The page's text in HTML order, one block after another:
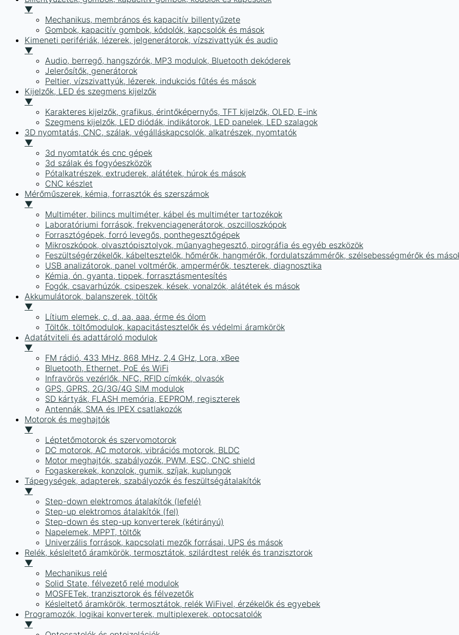
▼
Mechanikus, membrános és kapacitív billentyűzete
Gombok, kapacitív gombok, kódolók, kapcsolók és mások
Kimeneti perifériák, lézerek, jelgenerátorok, vízszivattyúk és audio
▼
Audio, berregő, hangszórók, MP3 modulok, Bluetooth dekóderek
Jelerősítők, generátorok
Peltier, vízszivattyúk, lézerek, indukciós fűtés és mások
Kijelzők, LED és szegmens kijelzők
▼
Karakteres kijelzők, grafikus, érintőképernyős, TFT kijelzők, OLED, E-ink
Szegmens kijelzők, LED diódák, indikátorok, LED panelek, LED szalagok
3D nyomtatás, CNC, szálak, végálláskapcsolók, alkatrészek, nyomtatók
▼
3d nyomtatók és cnc gépek
3d szálak és fogyóeszközök
Pótalkatrészek, extruderek, alátétek, húrok és mások
CNC készlet
Mérőműszerek, kémia, forrasztók és szerszámok
▼
Multiméter, bilincs multiméter, kábel és multiméter tartozékok
Laboratóriumi források, frekvenciagenerátorok, oszcilloszkópok
Forrasztógépek, forró levegős, ponthegesztőgépek
Mikroszkópok, olvasztópisztolyok, műanyaghegesztő, pirográfia és egyéb eszközök
Feszültségérzékelők, kábeltesztelők, hőmérők, hangmérők, fordulatszámmérők, szélsebességmérők és
USB analizátorok, panel voltmérők, ampermérők, teszterek, diagnosztika
Kémia, ón, gyanta, tippek, forrasztásmentesítés
Fogók, csavarhúzók, csipeszek, kések, vonalzók, alátétek és mások
Akkumulátorok, balanszerek, töltők
▼
Lítium elemek, c, d, aa, aaa, érme és ólom
Töltők, töltőmodulok, kapacitástesztelők és védelmi áramkörök
Adatátviteli és adattároló modulok
▼
FM rádió, 433 MHz, 868 MHz, 2,4 GHz, Lora, xBee
Bluetooth, Ethernet, PoE és WiFi
Infravörös vezérlők, NFC, RFID címkék, olvasók
GPS, GPRS, 2G/3G/4G SIM modulok
SD kártyák, FLASH memória, EEPROM, regiszterek
Antennák, SMA és IPEX csatlakozók
Motorok és meghajtók
▼
Léptetőmotorok és szervomotorok
DC motorok, AC motorok, vibrációs motorok, BLDC
Motor meghajtók, szabályozók, PWM, ESC, CNC shield
Fogaskerekek, konzolok, gumik, szíjak, kuplungok
Tápegységek, adapterek, szabályozók és feszültségátalakítók
▼
Step-down elektromos átalakítók (lefelé)
Step-up elektromos átalakítók (fel)
Step-down és step-up konverterek (kétirányú)
Napelemek, MPPT, töltők
Univerzális források, kapcsolati mezők forrásai, UPS és mások
Relék, késleltető áramkörök, termosztátok, szilárdtest relék és tranzisztorok
▼
Mechanikus relé
Solid State, félvezető relé modulok
MOSFETek, tranzisztorok és félvezetők
Késleltető áramkörök, termosztátok, relék WiFivel, érzékelők és egyebek
Programozók, logikai konverterek, multiplexerek, optocsatolók
▼